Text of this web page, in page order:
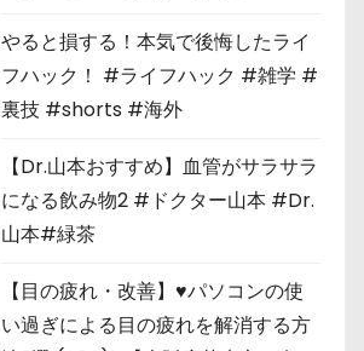
やると損する！本気で後悔したライ
フハック！ #ライフハック #雑学 #
裏技 #shorts #海外
【Dr.山本おすすめ】血管がサラサラ
になる飲み物2 #ドクター山本 #Dr.
山本#緑茶
【目の疲れ・改善】♥パソコンの使
い過ぎによる目の疲れを解消する方